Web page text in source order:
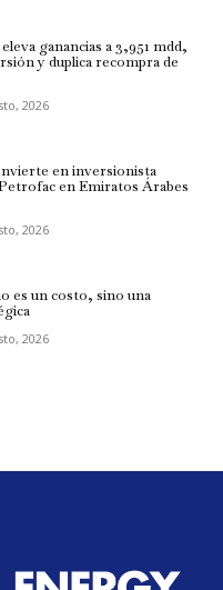
ganancias a 3,951 mdd,
y duplica recompra de
2026
en inversionista
en Emiratos Árabes
2026
es un costo, sino una
2026